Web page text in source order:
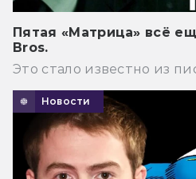
Пятая «Матрица» всё
Bros.
Это стало известно из
Новости